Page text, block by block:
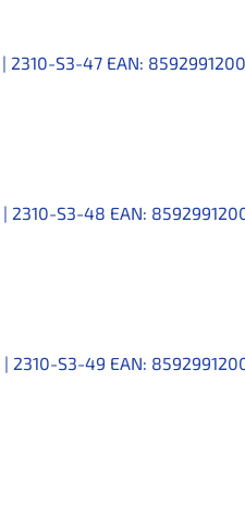
| 2310-S3-47 EAN:
| 2310-S3-48 EAN:
| 2310-S3-49 EAN: